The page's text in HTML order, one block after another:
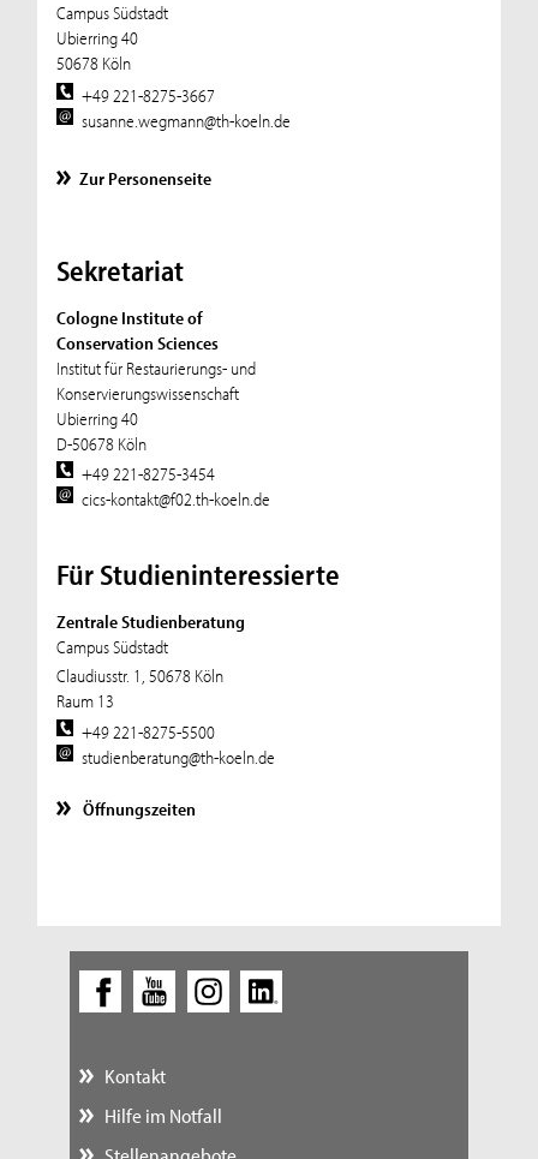
Campus Südstadt
Ubierring 40
50678 Köln
+49 221-8275-3667
susanne.wegmann@th-koeln.de
Zur Personenseite
Sekretariat
Cologne Institute of
Conservation Sciences
Institut für Restaurierungs- und
Konservierungswissenschaft
Ubierring 40
D-50678 Köln
+49 221-8275-3454
cics-kontakt@f02.th-koeln.de
Für Studieninteressierte
Zentrale Studienberatung
Campus Südstadt
Claudiusstr. 1, 50678 Köln
Raum 13
+49 221-8275-5500
studienberatung@th-koeln.de
Öffnungszeiten
Kontakt
Hilfe im Notfall